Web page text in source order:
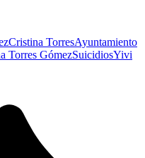
Cristina TorresAyuntamiento
Torres GómezSuicidiosYivi